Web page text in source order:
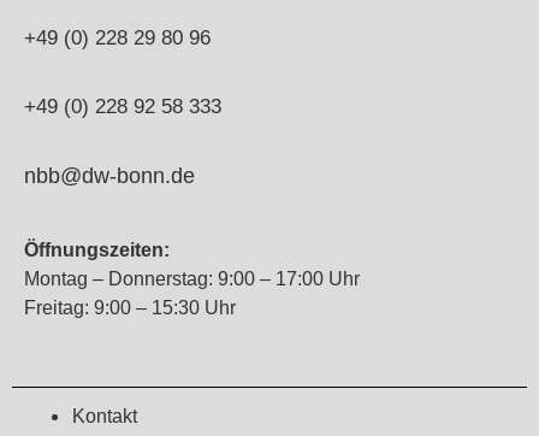
+49 (0) 228 29 80 96
+49 (0) 228 92 58 333
nbb@dw-bonn.de
Öffnungszeiten:
Montag – Donnerstag: 9:00 – 17:00 Uhr
Freitag: 9:00 – 15:30 Uhr
Kontakt